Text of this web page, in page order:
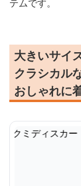
テムです。
大きいサイ
クラシカル
おしゃれに